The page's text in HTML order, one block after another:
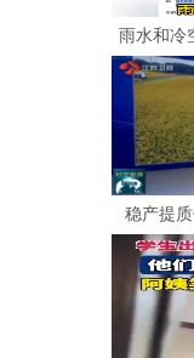
雨水和冷
稳产提